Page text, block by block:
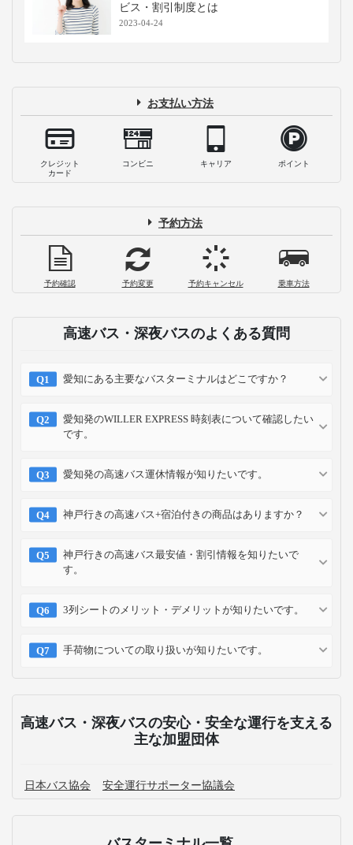
ビス・割引制度とは
2023-04-24
お支払い方法
クレジット
カード
コンビニ キャリア ポイント
予約方法
予約確認 予約変更 予約キャンセル 乗車方法
高速バス・深夜バスのよくある質問
愛知にある主要なバスターミナルはどこですか？
愛知発のWILLER EXPRESS 時刻表について確認したい
です。
愛知発の高速バス運休情報が知りたいです。
神戸行きの高速バス+宿泊付きの商品はありますか？
神戸行きの高速バス最安値・割引情報を知りたいで
す。
3列シートのメリット・デメリットが知りたいです。
手荷物についての取り扱いが知りたいです。
高速バス・深夜バスの安心・安全な運行を支える
主な加盟団体
日本バス協会 安全運行サポーター協議会